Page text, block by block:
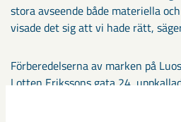
stora avseende både materiella
visade det sig att vi hade rätt,
Förberedelserna av marken på
Lotten Erikssons gata 24,